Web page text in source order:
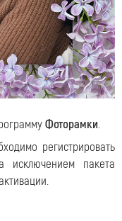
Фоторамки.
регистрировать
исключением пакета